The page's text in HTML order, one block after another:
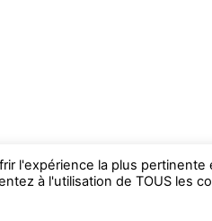
l'expérience la plus
à l'utilisation de TOUS les